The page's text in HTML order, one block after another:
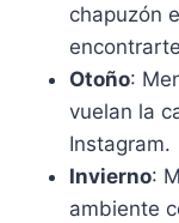
chapuzón
Otoño:
vuelan la
Instagram.
Invierno:
ambiente